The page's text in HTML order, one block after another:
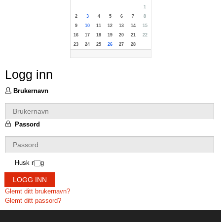
1
2
3 4 5 6 7
8
9
10 11 12 13 14
15
16
17 18 19 20 21
22
23
24 25 26 27 28
Logg inn
Brukernavn
Passord
Husk meg
LOGG INN
Glemt ditt brukernavn?
Glemt ditt passord?